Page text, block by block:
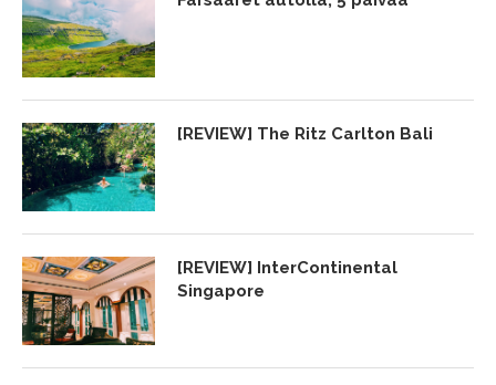
[REVIEW] The Ritz Carlton Bali
[REVIEW] InterContinental
Singapore